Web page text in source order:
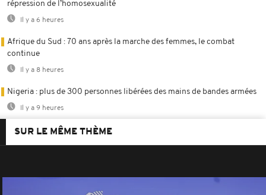
répression de l’homosexualité
Il y a 6 heures
Afrique du Sud : 70 ans après la marche des femmes, le combat
continue
Il y a 8 heures
Nigeria : plus de 300 personnes libérées des mains de bandes armées
Il y a 9 heures
SUR LE MÊME THÈME